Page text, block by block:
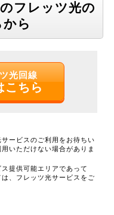
フレッツ光の
ら
光回線
こちら
ービスのご利用をお待ちい
いただけない場合がありま
提供可能エリアであって
、フレッツ光サービスをご